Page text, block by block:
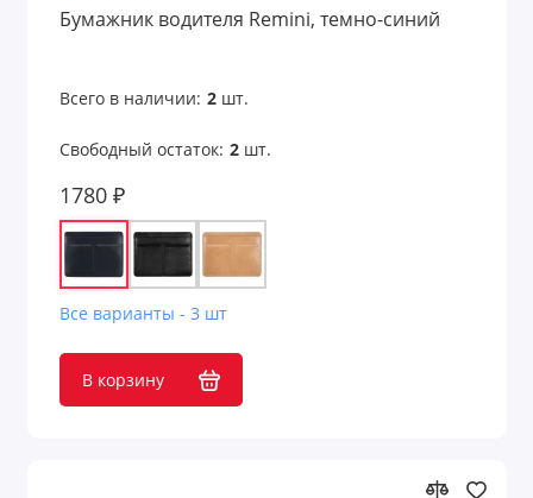
Для моряков
Для нефтяников и шахтеров
Для работников авиации
Для работников культуры
Для рыбалки
Бумажник водителя Remini, темно-синий
Всего в наличии: 2шт.
Свободный остаток: 2шт.
1780 ₽
Все варианты - 3 шт
В корзину